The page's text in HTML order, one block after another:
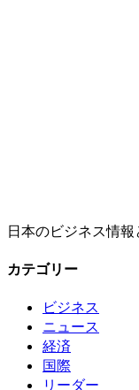
日本のビジネス情
カテゴリー
ビジネス
ニュース
経済
国際
リーダー